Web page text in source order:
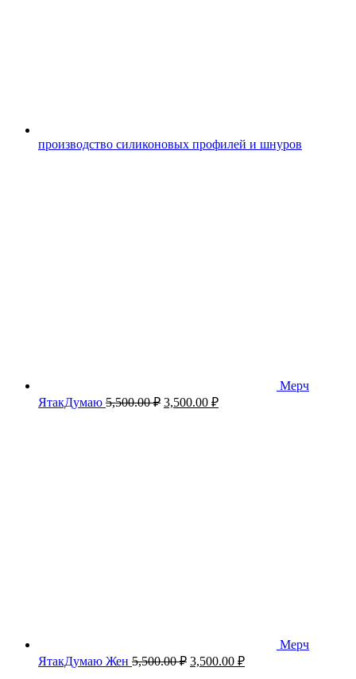
производство силиконовых профилей и шнуров
Мерч
ЯтакДумаю 5,500.00₽ Первоначальная
3,500.00 ₽Текущая
Мерч
ЯтакДумаю Жен 5,500.00₽ Первоначальная
3,500.00 ₽Текущая